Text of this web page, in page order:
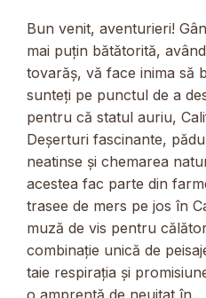
Bun venit, aventurieri!
mai puțin bătătorită,
tovarăș, vă face inima să
sunteți pe punctul de a
pentru că statul auriu,
Deșerturi fascinante,
neatinse și chemarea
acestea fac parte din
trasee de mers pe jos în
muză de vis pentru
combinație unică de
taie respirația și